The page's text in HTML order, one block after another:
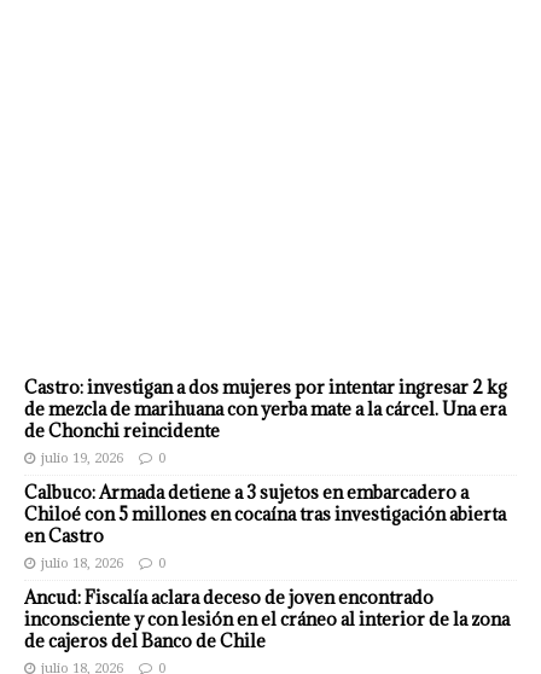
Castro: investigan a dos mujeres por intentar ingresar 2 kg
de mezcla de marihuana con yerba mate a la cárcel. Una era
de Chonchi reincidente
julio 19, 2026 0
Calbuco: Armada detiene a 3 sujetos en embarcadero a
Chiloé con 5 millones en cocaína tras investigación abierta
en Castro
julio 18, 2026 0
Ancud: Fiscalía aclara deceso de joven encontrado
inconsciente y con lesión en el cráneo al interior de la zona
de cajeros del Banco de Chile
julio 18, 2026 0